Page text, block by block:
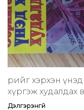
өөрийгөө хэрхэн үнэд
хүргэж худалдах
Дэлгэрэнгүй